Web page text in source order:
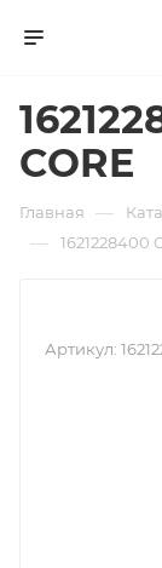
CORE
Главная —
— 1621228400
Артикул: